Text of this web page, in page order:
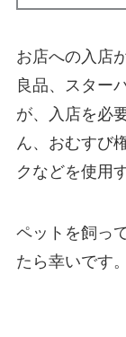
お店への入店
良品、スター
が、入店を必
ん、おむすび
クなどを使用
ペットを飼っ
たら幸いです。